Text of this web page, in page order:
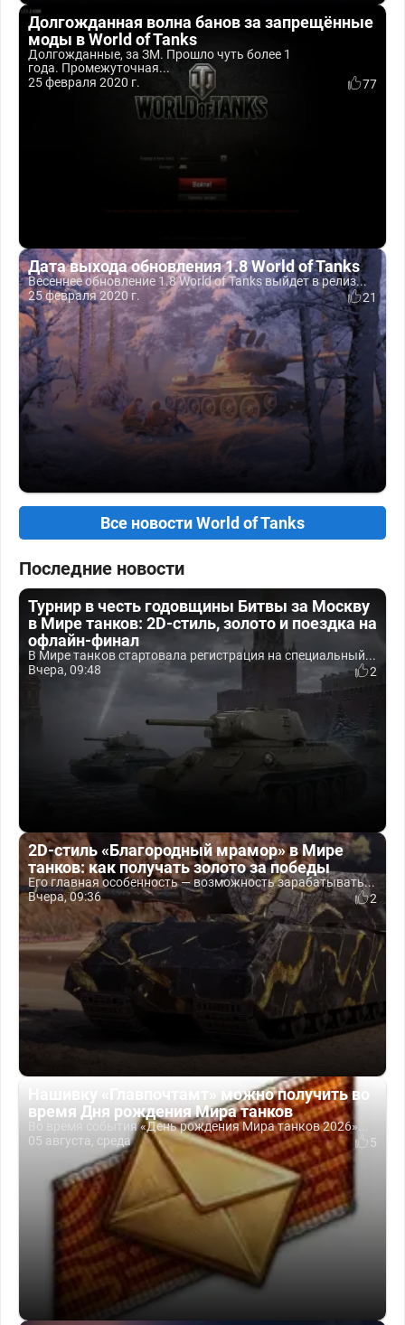
Долгожданная волна банов за запрещённые
моды в World of Tanks
Долгожданные, за ЗМ. Прошло чуть более 1
года. Промежуточная...
25 февраля 2020 г.
77
Дата выхода обновления 1.8 World of Tanks
Весеннее обновление 1.8 World of Tanks выйдет в релиз...
25 февраля 2020 г.
21
Все новости World of Tanks
Последние новости
Турнир в честь годовщины Битвы за Москву
в Мире танков: 2D-стиль, золото и поездка на
офлайн-финал
В Мире танков стартовала регистрация на специальный...
Вчера, 09:48
2
2D-стиль «Благородный мрамор» в Мире
танков: как получать золото за победы
Его главная особенность — возможность зарабатывать...
Вчера, 09:36
2
Нашивку «Главпочтамт» можно получить во
время Дня рождения Мира танков
Во время события «День рождения Мира танков 2026»...
05 августа, среда
5